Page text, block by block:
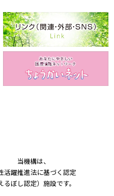
当機構は、
活躍推進法に基づく認定
るぼし認定）施設です。